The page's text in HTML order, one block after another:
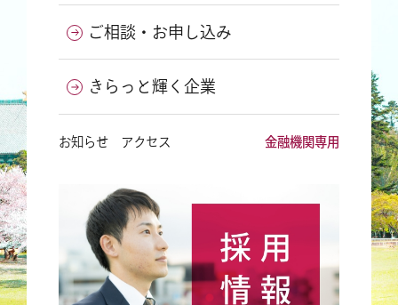
ご相談・お申し込み
きらっと輝く企業
お知らせ アクセス 金融機関専用